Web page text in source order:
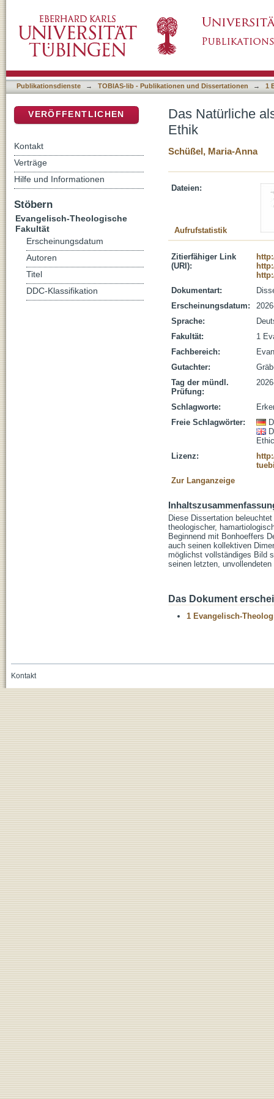
Publikationsdienste → TOBIAS-lib - Publikationen und Dissertationen → 1
Das Natürliche
Ethik
Schüßel, Maria-Anna
Dateien:
Aufrufstatistik
Zitierfähiger Link
(URI):
Dokumentart:
Erscheinungsdatum:
Sprache:
Fakultät:
1
Fachbereich:
Gutachter:
Tag der mündl.
Prüfung:
Schlagworte:
Freie Schlagwörter:
Lizenz:
Zur Langanzeige
Diese Dissertation
theologischer,
Beginnend mit Bonhoeffers
auch seinen kollektiven
möglichst vollständiges Bild
seinen letzten,
Das Dokument
1 Evangelisch-
VERÖFFENTLICHEN
Kontakt
Verträge
Hilfe und Informationen
Stöbern
Evangelisch-Theologische
Fakultät
Erscheinungsdatum
Autoren
Titel
DDC-Klassifikation
Kontakt